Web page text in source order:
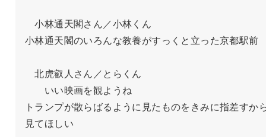
小林通天閣さん／小林くん
小林通天閣のいろんな教養がすっくと立った京都駅前
北虎叡人さん／とらくん
いい映画を観ようね
トランプが散らばるように見たものをきみに指差すか
見てほしい